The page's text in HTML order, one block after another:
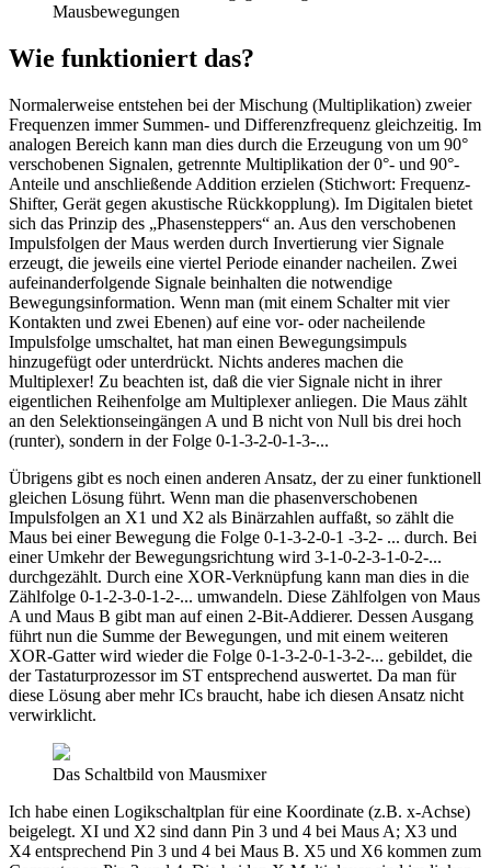
Mausbewegungen
Wie funktioniert das?
Normalerweise entstehen bei der Mischung (Multiplikation) zweier
Frequenzen immer Summen- und Differenzfrequenz gleichzeitig. Im
analogen Bereich kann man dies durch die Erzeugung von um 90°
verschobenen Signalen, getrennte Multiplikation der 0°- und 90°-
Anteile und anschließende Addition erzielen (Stichwort: Frequenz-
Shifter, Gerät gegen akustische Rückkopplung). Im Digitalen bietet
sich das Prinzip des „Phasensteppers“ an. Aus den verschobenen
Impulsfolgen der Maus werden durch Invertierung vier Signale
erzeugt, die jeweils eine viertel Periode einander nacheilen. Zwei
aufeinanderfolgende Signale beinhalten die notwendige
Bewegungsinformation. Wenn man (mit einem Schalter mit vier
Kontakten und zwei Ebenen) auf eine vor- oder nacheilende
Impulsfolge umschaltet, hat man einen Bewegungsimpuls
hinzugefügt oder unterdrückt. Nichts anderes machen die
Multiplexer! Zu beachten ist, daß die vier Signale nicht in ihrer
eigentlichen Reihenfolge am Multiplexer anliegen. Die Maus zählt
an den Selektionseingängen A und B nicht von Null bis drei hoch
(runter), sondern in der Folge 0-1-3-2-0-1-3-...
Übrigens gibt es noch einen anderen Ansatz, der zu einer funktionell
gleichen Lösung führt. Wenn man die phasenverschobenen
Impulsfolgen an X1 und X2 als Binärzahlen auffaßt, so zählt die
Maus bei einer Bewegung die Folge 0-1-3-2-0-1 -3-2- ... durch. Bei
einer Umkehr der Bewegungsrichtung wird 3-1-0-2-3-1-0-2-...
durchgezählt. Durch eine XOR-Verknüpfung kann man dies in die
Zählfolge 0-1-2-3-0-1-2-... umwandeln. Diese Zählfolgen von Maus
A und Maus B gibt man auf einen 2-Bit-Addierer. Dessen Ausgang
führt nun die Summe der Bewegungen, und mit einem weiteren
XOR-Gatter wird wieder die Folge 0-1-3-2-0-1-3-2-... gebildet, die
der Tastaturprozessor im ST entsprechend auswertet. Da man für
diese Lösung aber mehr ICs braucht, habe ich diesen Ansatz nicht
verwirklicht.
Das Schaltbild von Mausmixer
Ich habe einen Logikschaltplan für eine Koordinate (z.B. x-Achse)
beigelegt. XI und X2 sind dann Pin 3 und 4 bei Maus A; X3 und
X4 entsprechend Pin 3 und 4 bei Maus B. X5 und X6 kommen zum